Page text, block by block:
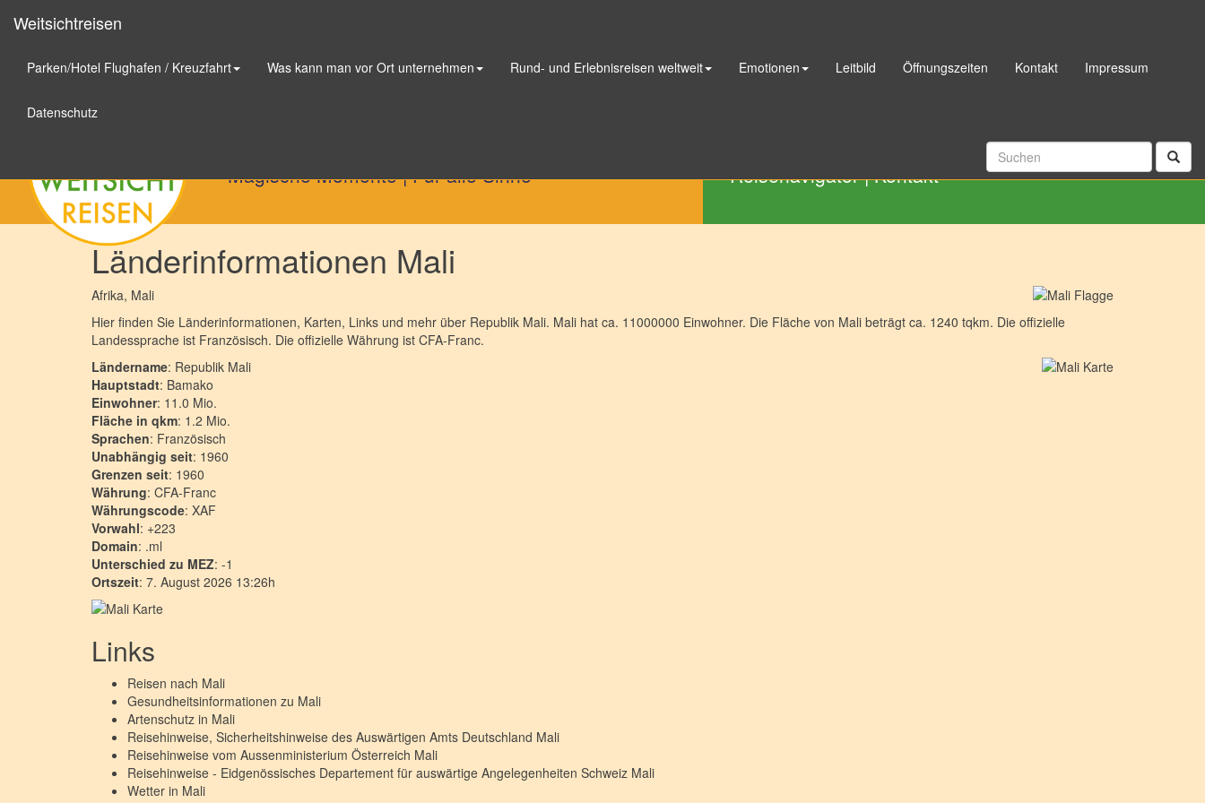
Magische Momente|Für alle Sinne Reisenavigator|Kontakt
Länderinformationen Mali
Afrika, Mali
Hier finden Sie Länderinformationen, Karten, Links und mehr über Republik Mali. Mali hat ca. 11000000 Einwohner. Die Fläche von Mali beträgt ca. 1240 tqkm. Die offizielle
Landessprache ist Französisch. Die offizielle Währung ist CFA-Franc.
Ländername: Republik Mali
Hauptstadt: Bamako
Einwohner: 11.0 Mio.
Fläche in qkm: 1.2 Mio.
Sprachen: Französisch
Unabhängig seit: 1960
Grenzen seit: 1960
Währung: CFA-Franc
Währungscode: XAF
Vorwahl: +223
Domain: .ml
Unterschied zu MEZ: -1
Ortszeit: 7. August 2026 13:26h
Links
Reisen nach Mali
Gesundheitsinformationen zu Mali
Artenschutz in Mali
Reisehinweise, Sicherheitshinweise des Auswärtigen Amts Deutschland Mali
Reisehinweise vom Aussenministerium Österreich Mali
Reisehinweise - Eidgenössisches Departement für auswärtige Angelegenheiten Schweiz Mali
Wetter in Mali
Weitsichtreisen
Parken/Hotel Flughafen / Kreuzfahrt Was kann man vor Ort unternehmen Rund- und Erlebnisreisen weltweit Emotionen Leitbild Öffnungszeiten Kontakt Impressum
Datenschutz